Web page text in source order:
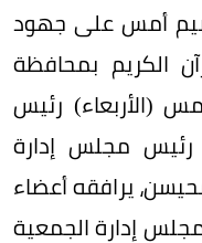
أمس على جهود
الكريم بمحافظة
(الأربعاء) رئيس
رئيس مجلس إدارة
يرافقه أعضاء
إدارة الجمعية